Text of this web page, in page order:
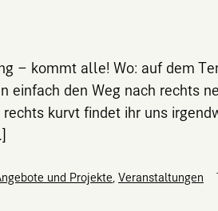
– kommt alle! Wo: auf dem
einfach den Weg nach rechts
kurvt findet ihr uns
und Projekte, Veranstaltungen